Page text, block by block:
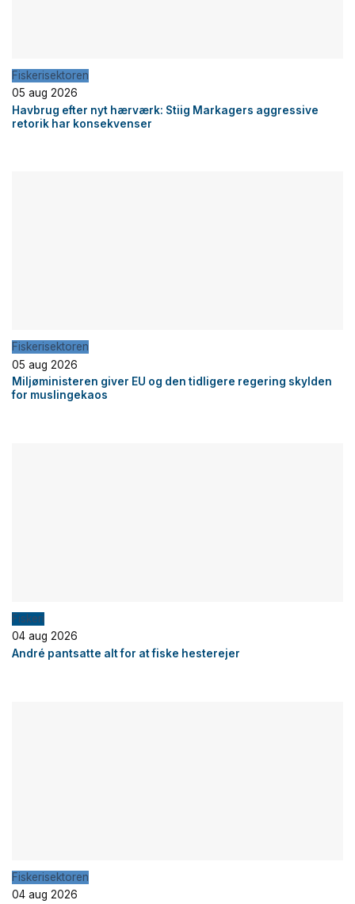
Fiskerisektoren
05 aug 2026
Havbrug efter nyt hærværk: Stiig Markagers aggressive
retorik har konsekvenser
Fiskerisektoren
05 aug 2026
Miljøministeren giver EU og den tidligere regering skylden
for muslingekaos
Fiskeri
04 aug 2026
André pantsatte alt for at fiske hesterejer
Fiskerisektoren
04 aug 2026